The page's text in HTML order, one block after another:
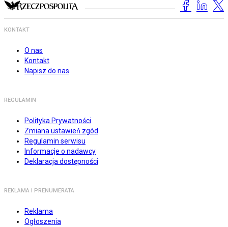
KONTAKT
O nas
Kontakt
Napisz do nas
REGULAMIN
Polityka Prywatności
Zmiana ustawień zgód
Regulamin serwisu
Informacje o nadawcy
Deklaracja dostępności
REKLAMA I PRENUMERATA
Reklama
Ogłoszenia